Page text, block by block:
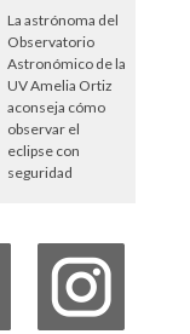
La astrónoma del
Observatorio
Astronómico de la
UV Amelia Ortiz
aconseja cómo
observar el
eclipse con
seguridad